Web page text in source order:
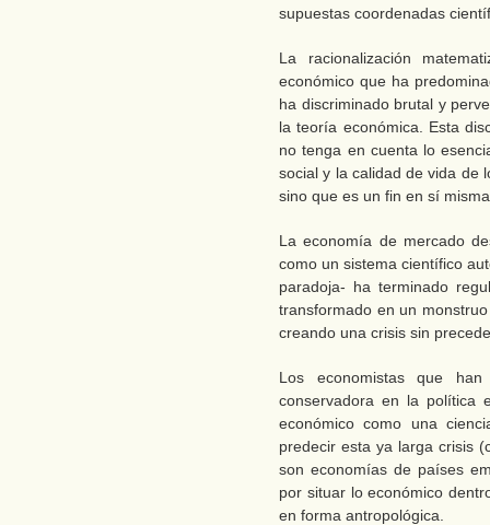
supuestas coordenadas
La racionalización
económico que ha
ha discriminado brutal y
la teoría económica. Esta
no tenga en cuenta lo
social y la calidad de vida de
sino que es un fin en sí
La economía de mercado
como un sistema científico
paradoja- ha terminado
transformado en un
creando una crisis sin
Los economistas que
conservadora en la política
económico como una
predecir esta ya larga crisis
son economías de países
por situar lo económico
en forma antropológica.